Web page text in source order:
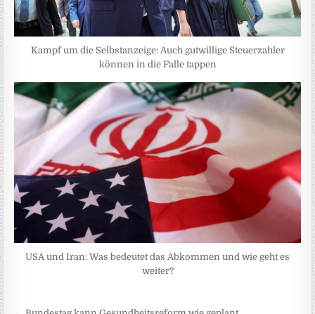
Kampf um die Selbstanzeige: Auch gutwillige Steuerzahler
können in die Falle tappen
USA und Iran: Was bedeutet das Abkommen und wie geht es
weiter?